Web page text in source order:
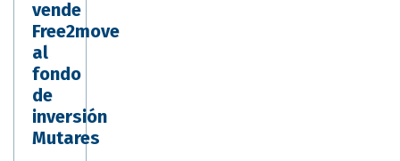
vende
Free2move
al
fondo
de
inversión
Mutares